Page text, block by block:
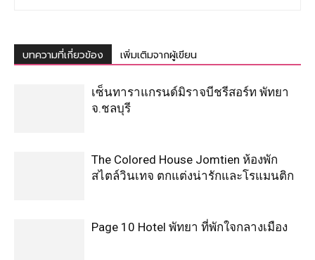
บทความที่เกี่ยวข้อง เพิ่มเติมจากผู้เขียน
เซ็นทาราแกรนด์มิราจบีชรีสอร์ท พัทยา
จ.ชลบุรี
The Colored House Jomtien ห้องพัก
สไตล์วินเทจ ตกแต่งน่ารักและโรแมนติก
Page 10 Hotel พัทยา ที่พักใจกลางเมือง